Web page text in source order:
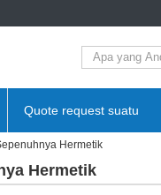
Quote request suatu
Hermetik
Hermetik